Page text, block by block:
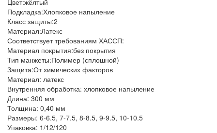
Цвет:жёлтый
Подкладка:Хлопковое напыление
Класс защиты:2
Материал:Латекс
Соответствует требованиям ХАССП:
Материал покрытия:без покрытия
Тип манжеты:Полимер (сплошной)
Защита:От химических факторов
Материал: латекс
Внутренняя обработка: хлопковое напыление
Длина: 300 мм
Толщина: 0,40 мм
Размеры: 6-6.5, 7-7.5, 8-8.5, 9-9.5, 10-10.5
Упаковка: 1/12/120